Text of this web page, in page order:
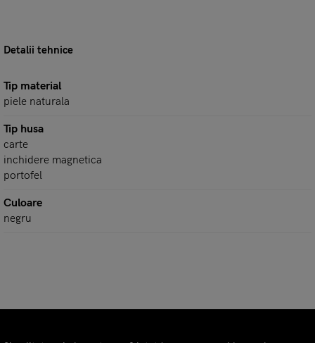
Detalii tehnice
Tip material
piele naturala
Tip husa
carte
inchidere magnetica
portofel
Culoare
negru